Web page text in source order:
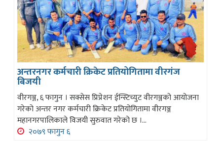
अन्तरनगर कर्मचारी क्रिकेट प्रतियोगितामा वीरगंज
बिजयी
वीरगञ्ज, ६ फागुन । सक्सेस प्रिप्रेशन ईन्स्टिच्युट वीरगञ्जको आयोजना
गरेको अन्तर नगर कर्मचारी क्रिकेट प्रतियोगितामा वीरगञ्ज
महानगरपालिकाले विजयी सुरुवात गरेको छ ।...
२०७९ फागुन ६